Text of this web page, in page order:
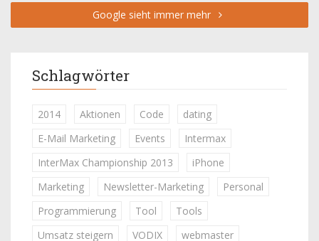
Google sieht immer mehr
Schlagwörter
2014 Aktionen Code
dating
E-Mail Marketing
Events
Intermax
InterMax Championship 2013
iPhone
Marketing
Newsletter-Marketing
Personal
Programmierung
Tool
Tools
Umsatz steigern
VODIX
webmaster